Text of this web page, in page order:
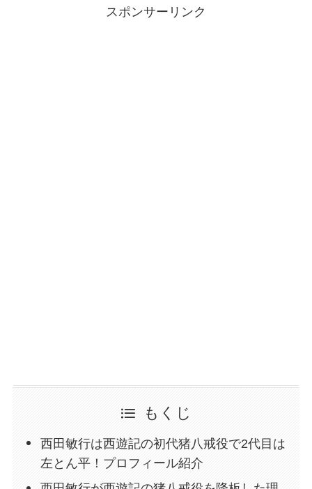
スポンサーリンク
もくじ
西田敏行は西遊記の初代猪八戒役で2代目は
左とん平！プロフィール紹介